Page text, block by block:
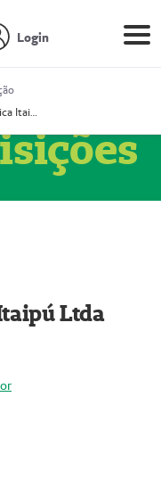
Login
Prestador Clínica Itaipú Ltda (51004348-2)
Ltda